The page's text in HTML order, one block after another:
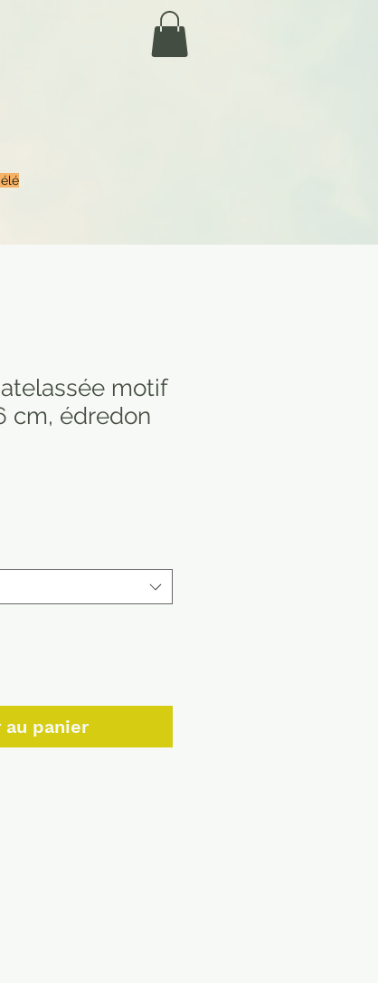
motif
cm, édredon
panier